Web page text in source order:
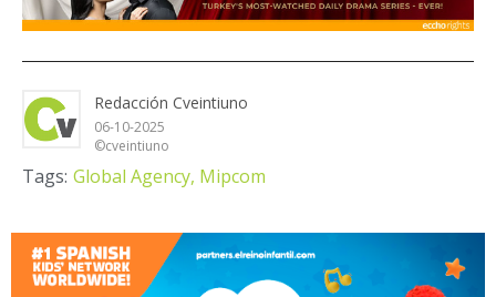
Redacción Cveintiuno
06-10-2025
©cveintiuno
Tags: Global Agency, Mipcom